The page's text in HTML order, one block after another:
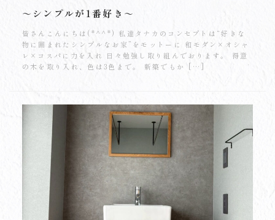
～シンプルが1番好き～
皆さんこんにちは(*^^*) 私達タナカのコンセプトは“好きな
物に囲まれたシンプルなお家”をモットーに 和モダン×オシャ
レ×コスパに力を入れ 日々勉強し取り組んでおります。 得意
の木を取り入れ、色は3色まで。 新築でもか […]